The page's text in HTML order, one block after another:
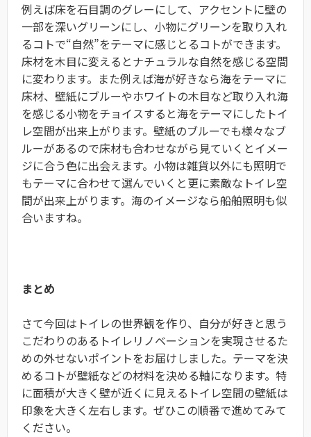
例えば床を石目調のグレーにして、アクセントに壁の
一部を深いグリーンにし、小物にグリーンを取り入れ
るコトで“自然”をテーマに感じとるコトができます。
床材を木目に変えるとナチュラルな自然を感じる空間
に変わります。また例えば海が好きなら海をテーマに
床材、壁紙にブルーやホワイトの木目など取り入れ海
を感じる小物をチョイスすると海をテーマにしたトイ
レ空間が出来上がります。壁紙のブルーでも様々なブ
ルーがあるので床材も合わせながら見ていくとイメー
ジに合う色に出会えます。小物は雑貨以外にも照明で
もテーマに合わせて選んでいくと更に素敵なトイレ空
間が出来上がります。海のイメージなら船舶照明も似
合いますね。
まとめ
さて今回はトイレの世界観を作り、自分が好きと思う
こだわりのあるトイレリノベーションを実現させるた
めの外せないポイントをお届けしました。テーマを決
めるコトが壁紙などの材料を決める軸になります。特
に面積が大きく壁が近くに見えるトイレ空間の壁紙は
印象を大きく左右します。ぜひこの順番で進めてみて
ください。